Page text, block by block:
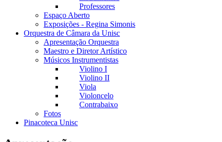
Professores
Espaço Aberto
Exposições - Regina Simonis
Orquestra de Câmara da Unisc
Apresentação Orquestra
Maestro e Diretor Artístico
Músicos Instrumentistas
Violino I
Violino II
Viola
Violoncelo
Contrabaixo
Fotos
Pinacoteca Unisc